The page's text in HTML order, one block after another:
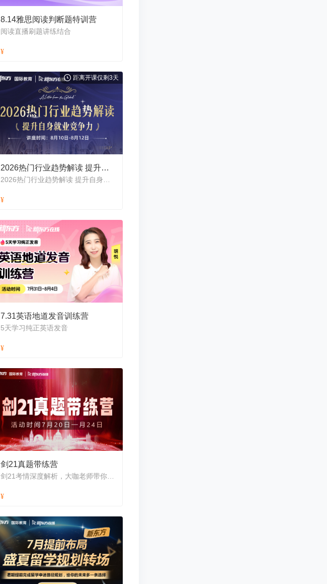
8.14雅思阅读判断题特训营
阅读直播刷题讲练结合
距离开课仅剩3天
2026热门行业趋势解读 提升自身就业竞争力
7.31英语地道发音训练营
5天学习纯正英语发音
剑21真题带练营